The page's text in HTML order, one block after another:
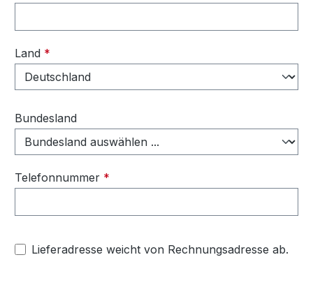
Land *
Bundesland
Telefonnummer *
Lieferadresse weicht von Rechnungsadresse ab.